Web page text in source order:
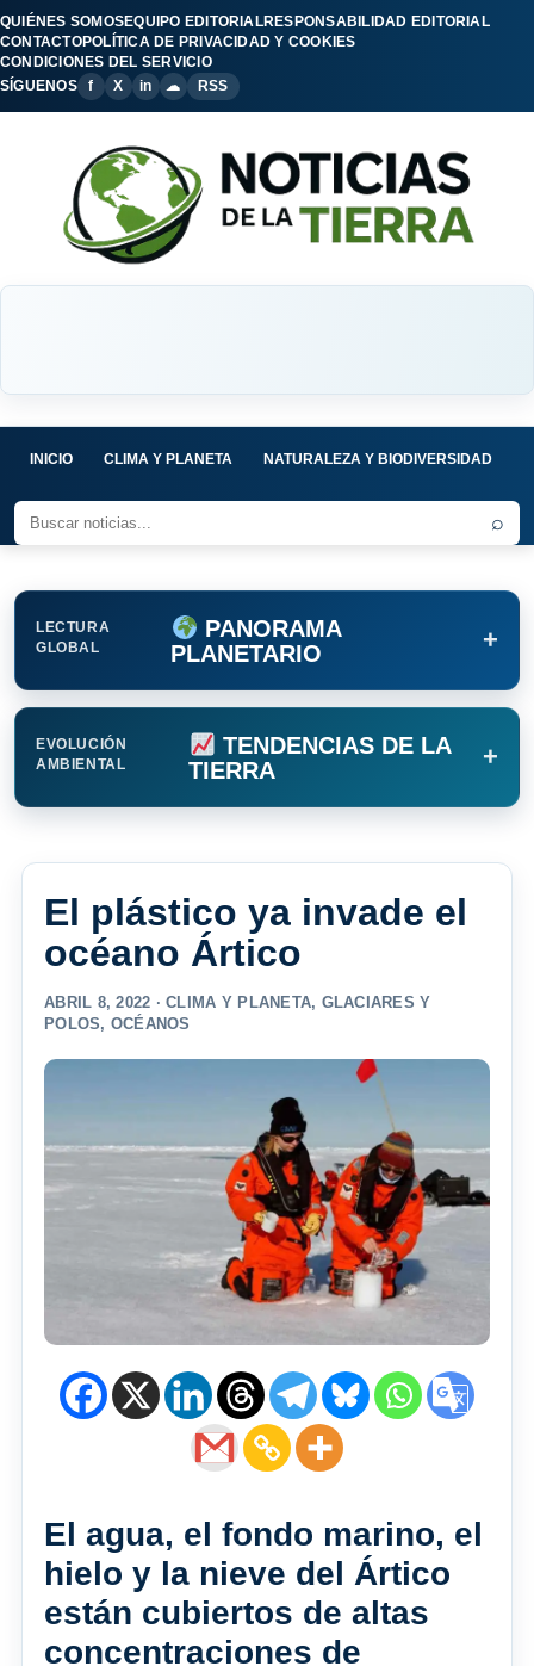
QUIÉNES SOMOSEQUIPO EDITORIALRESPONSABILIDAD EDITORIAL
CONTACTOPOLÍTICA DE PRIVACIDAD Y COOKIES
CONDICIONES DEL SERVICIO
SÍGUENOS
f X in ☁ RSS
INICIO CLIMA Y PLANETA NATURALEZA Y BIODIVERSIDAD
⌕
LECTURA
GLOBAL
PANORAMA
PLANETARIO
+
EVOLUCIÓN
AMBIENTAL
TENDENCIAS DE LA
TIERRA
+
El plástico ya invade el
océano Ártico
ABRIL 8, 2022 ·CLIMA Y PLANETA, GLACIARES Y
POLOS, OCÉANOS
El agua, el fondo marino, el
hielo y la nieve del Ártico
están cubiertos de altas
concentraciones de